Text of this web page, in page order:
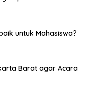
untuk Mahasiswa?
Barat agar Acara